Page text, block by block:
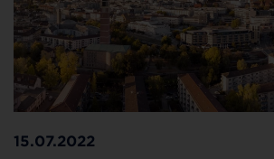
15.07.2022